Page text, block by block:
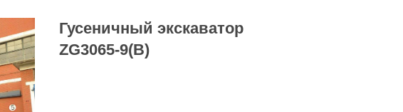
Гусеничный экскаватор
ZG3065-9(B)